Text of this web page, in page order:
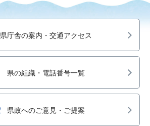
県庁舎の案内・交通アクセス
県の組織・電話番号一覧
県政へのご意見・ご提案